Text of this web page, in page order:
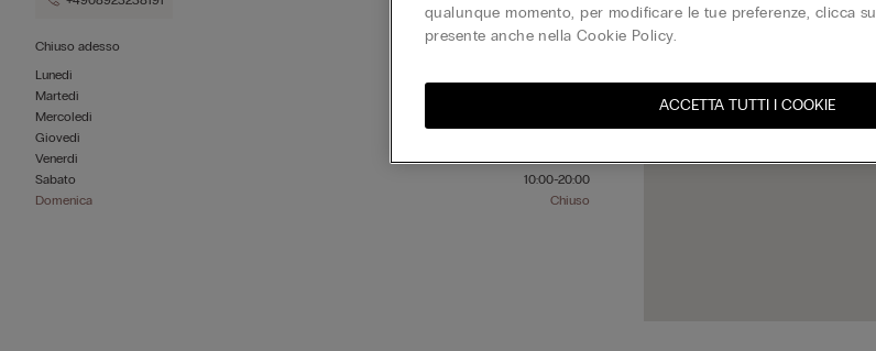
Chiuso adesso
Lunedì
Martedì
Mercoledì
Giovedì
Venerdì
10:00-20:00
Sabato
10:00-20:00
Domenica
Chiuso
qualunque momento, per modificare le tue preferenze, clicca su
presente anche nella Cookie Policy.
ACCETTA TUTTI I COOKIE